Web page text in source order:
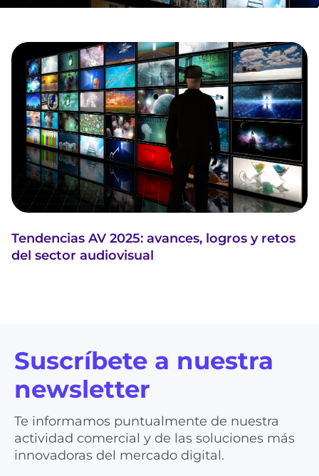
Tendencias AV 2025: avances, logros y retos
del sector audiovisual
Suscríbete a nuestra
newsletter
Te informamos puntualmente de nuestra
actividad comercial y de las soluciones más
innovadoras del mercado digital.